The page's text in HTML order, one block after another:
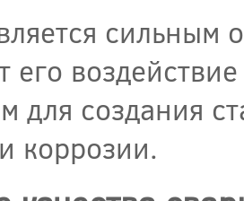
сильным
его
для создания
коррозии.